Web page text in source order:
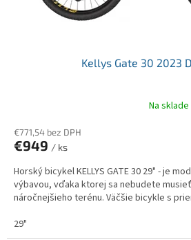
Kellys Gate 30 2023
Na
€771,54 bez DPH
€949 / ks
Horský bicykel KELLYS GATE 30 29" - je
výbavou, vďaka ktorej sa nebudete
náročnejšieho terénu. Väčšie bicykle s
29"